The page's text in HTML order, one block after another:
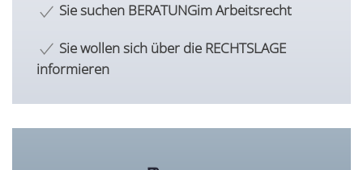
Sie suchen BERATUNGim Arbeitsrecht
Sie wollen sich über die RECHTSLAGE
informieren